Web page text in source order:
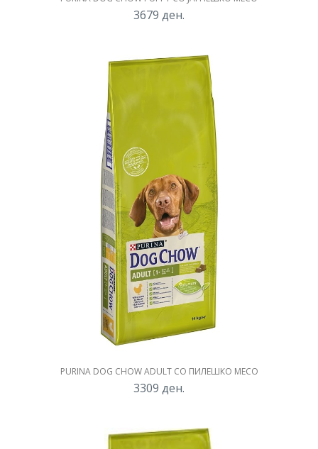
3679 ден.
PURINA DOG CHOW ADULT СО ПИЛЕШКО МЕСО
3309 ден.